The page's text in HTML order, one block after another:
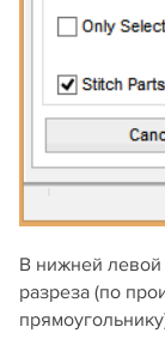
В нижней левой
разреза (по